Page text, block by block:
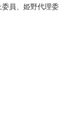
員、姫野代理委